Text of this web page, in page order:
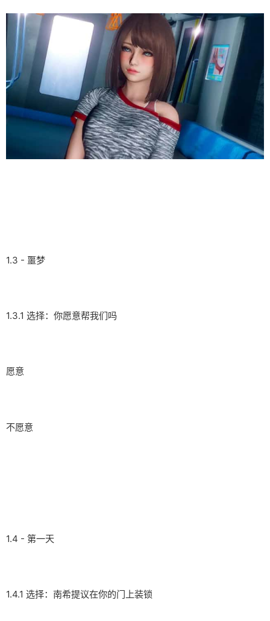
1.3 - 噩梦
1.3.1 选择：你愿意帮我们吗
愿意
不愿意
1.4 - 第一天
1.4.1 选择：南希提议在你的门上装锁